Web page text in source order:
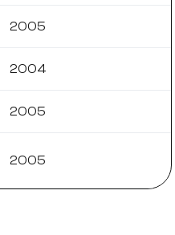
2005
2004
2005
2005